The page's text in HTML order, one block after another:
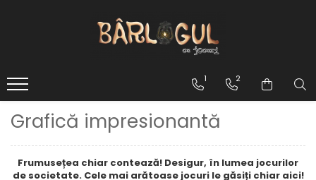
Tipuri
Boardgames
Jocuri cu Carti
Jocuri de strategie
Protecție cărți
Zaruri
Monezi
Altele
1 2
Grafică impresionantă
Frumusețea chiar contează! Desigur, în lumea jocurilor
de societate. Cele mai arătoase jocuri le găsiți chiar aici!